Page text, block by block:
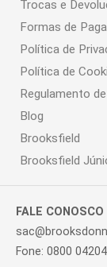
Trocas e
Formas de
Política de
Política de
Regulamento
Blog
Brooksfield
Brooksfield
FALE CONOSCO
Fone: 0800